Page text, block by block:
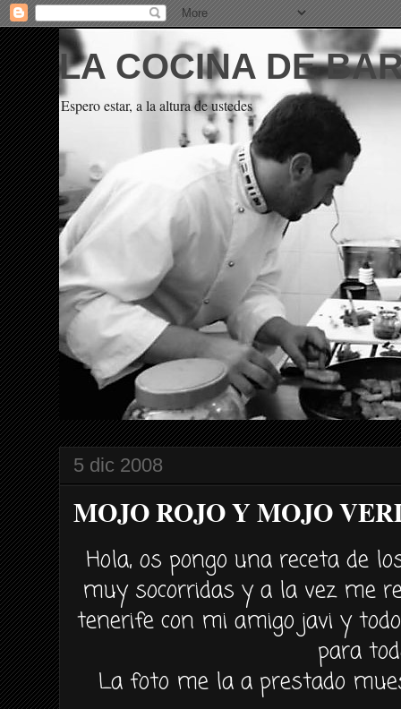
LA COCINA DE
Espero estar, a la altura de ustedes
5 dic 2008
MOJO ROJO Y MOJO
Hola, os pongo una receta de
muy socorridas y a la vez me
tenerife con mi amigo javi y
para
La foto me la a prestado